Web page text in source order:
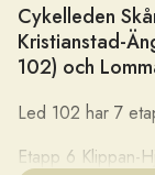
Cykelleden
Kristianstad-
102) och
Led 102 har 7
Etapp 6 Klippan-